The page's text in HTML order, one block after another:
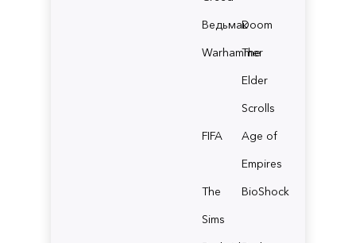
ВедьмакDoom
Warhammer
The
Elder
Scrolls
FIFA
Age of
Empires
The
Sims
BioShock